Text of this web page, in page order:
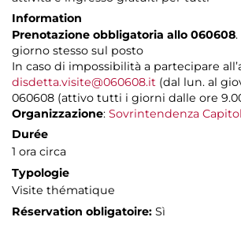
Information
Prenotazione obbligatoria allo 060608
giorno stesso sul posto
In caso di impossibilità a partecipare
disdetta.visite@060608.it (dal lun. al
060608 (attivo tutti i giorni dalle ore
Organizzazione: Sovrintendenza
Durée
1 ora circa
Typologie
Visite thématique
Réservation obligatoire: Sì